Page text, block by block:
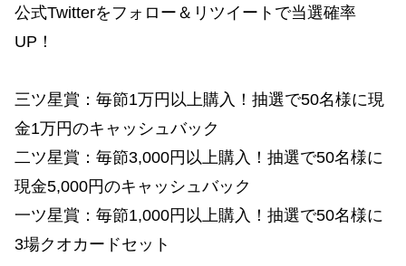
公式Twitterをフォロー＆リツイートで当選確率
UP！
三ツ星賞：毎節1万円以上購入！抽選で50名様に現
金1万円のキャッシュバック
二ツ星賞：毎節3,000円以上購入！抽選で50名様に
現金5,000円のキャッシュバック
一ツ星賞：毎節1,000円以上購入！抽選で50名様に
3場クオカードセット